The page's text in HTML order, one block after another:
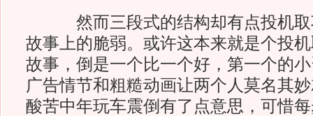
然而三段式的结构却有点投机取
故事上的脆弱。或许这本来就是个投
故事，倒是一个比一个好，第一个的
广告情节和粗糙动画让两个人莫名其
酸苦中年玩车震倒有了点意思，可惜